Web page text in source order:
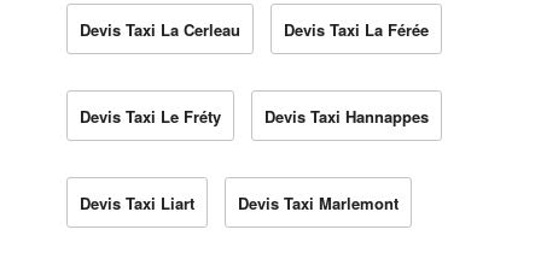
Devis Taxi La Cerleau Devis Taxi La Férée
Devis Taxi Le Fréty Devis Taxi Hannappes
Devis Taxi Liart Devis Taxi Marlemont